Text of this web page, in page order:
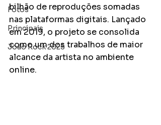
Fotos
Principais
João Rock 2025
bilhão de reproduções somadas
nas plataformas digitais. Lançado
em 2019, o projeto se consolida
como um dos trabalhos de maior
alcance da artista no ambiente
online.